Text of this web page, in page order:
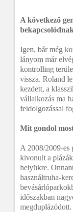
A következő
Igen, bár még
lányom már
kontrolling
vissza. Roland
kezdett, a
vállalkozás ma
feldolgozással
Mit gondol
A 2008/2009-es
kivonult a
helyükre.
használtruha-
időszakban